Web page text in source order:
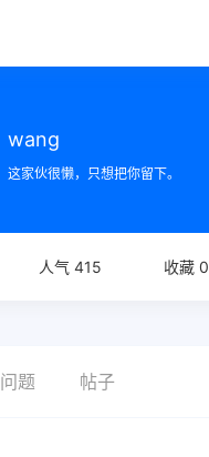
wang
这家伙很懒，只想把你留下。
人气 415 收藏 0
问题 帖子